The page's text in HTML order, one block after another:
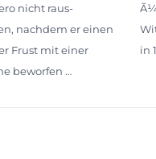
nicht raus-
nachdem er einen
Frust mit einer
beworfen …
in